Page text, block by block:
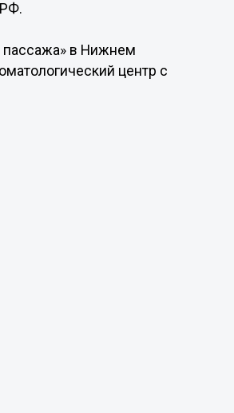
пассажа» в Нижнем
центр с